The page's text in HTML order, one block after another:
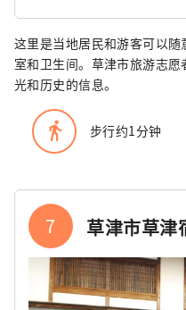
这里是当地居民和游客可以
室和卫生间。草津市旅游志
光和历史的信息。
directions_walk 步行约1分钟
7 草津市草津